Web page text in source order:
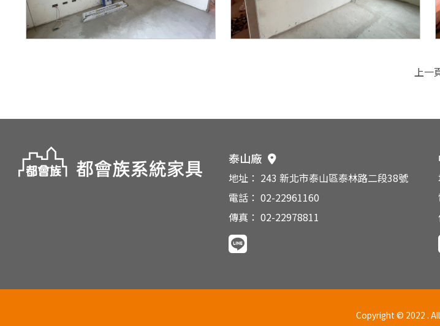
上一
泰山廠
地址： 243 新北市泰山區泰林路二段38號
電話： 02-22961160
傳真： 02-22978811
Copyright © 2022 .